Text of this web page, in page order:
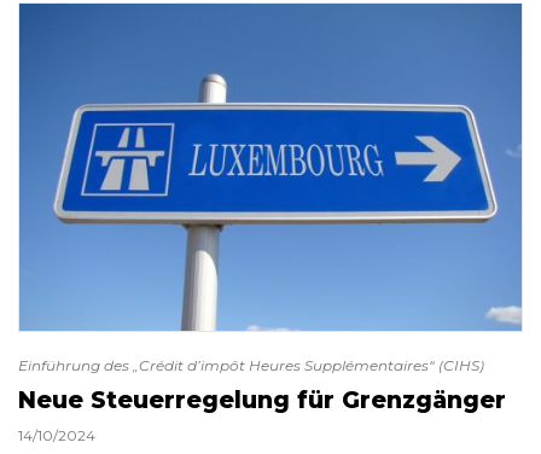
Einführung des „Crédit d’impôt Heures Supplémentaires“ (CIHS)
Neue Steuerregelung für Grenzgänger
14/10/2024